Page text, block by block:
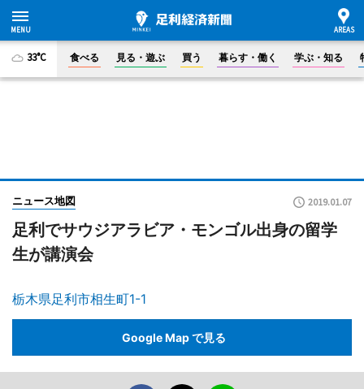
33°C 食べる 見る・遊ぶ 買う 暮らす・働く 学ぶ・知る
ニュース地図 2019.01.07
足利でサウジアラビア・モンゴル出身の留学
生が講演会
栃木県足利市相生町1-1
Google Map で見る